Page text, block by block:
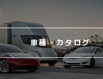
車種・カタログ